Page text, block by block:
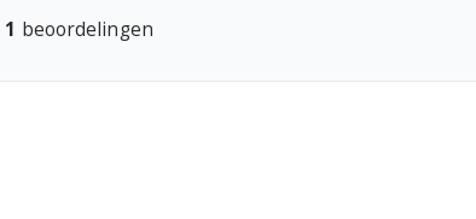
1 beoordelingen